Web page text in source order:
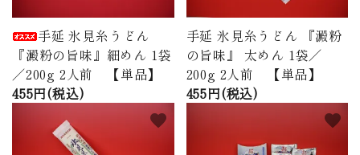
手延 氷見糸うどん
『澱粉の旨味』細めん 1袋
／200g 2人前 【単品】
455円(税込)
手延 氷見糸うどん 『澱粉
の旨味』 太めん 1袋／
200g 2人前 【単品】
455円(税込)
favorite favorite